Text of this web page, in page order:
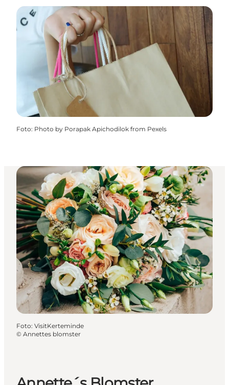
Foto: Photo by Porapak Apichodilok from Pexels
Foto: VisitKerteminde
© Annettes blomster